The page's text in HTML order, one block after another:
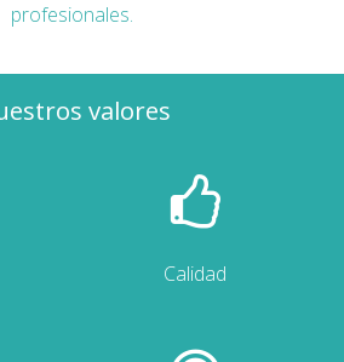
profesionales.
valores
Calidad